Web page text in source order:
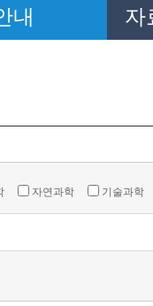
내 자
자연과학 기술과학